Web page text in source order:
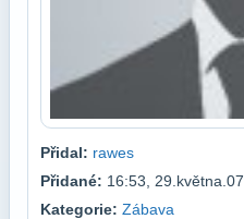
Přidal: rawes
Přidané: 16:53, 29.května.07
Kategorie: Zábava